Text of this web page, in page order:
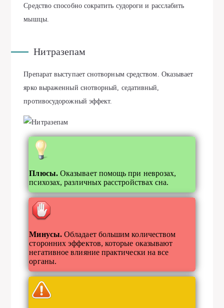
Средство способно сократить судороги и расслабить
мышцы.
Нитразепам
Препарат выступает снотворным средством. Оказывает
ярко выраженный снотворный, седативный,
противосудорожный эффект.
Плюсы. Оказывает помощь при неврозах,
психозах, различных расстройствах сна.
Минусы.Обладает большим количеством
сторонних эффектов, которые оказывают
негативное влияние практически на все
органы.